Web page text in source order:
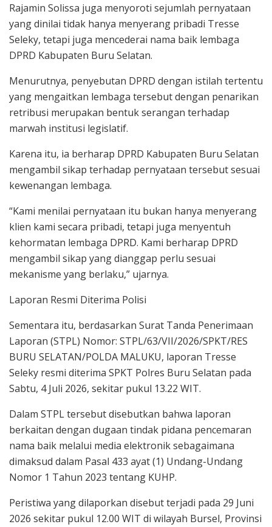
Rajamin Solissa juga menyoroti sejumlah pernyataan
yang dinilai tidak hanya menyerang pribadi Tresse
Seleky, tetapi juga mencederai nama baik lembaga
DPRD Kabupaten Buru Selatan.
Menurutnya, penyebutan DPRD dengan istilah tertentu
yang mengaitkan lembaga tersebut dengan penarikan
retribusi merupakan bentuk serangan terhadap
marwah institusi legislatif.
Karena itu, ia berharap DPRD Kabupaten Buru Selatan
mengambil sikap terhadap pernyataan tersebut sesuai
kewenangan lembaga.
“Kami menilai pernyataan itu bukan hanya menyerang
klien kami secara pribadi, tetapi juga menyentuh
kehormatan lembaga DPRD. Kami berharap DPRD
mengambil sikap yang dianggap perlu sesuai
mekanisme yang berlaku,” ujarnya.
Laporan Resmi Diterima Polisi
Sementara itu, berdasarkan Surat Tanda Penerimaan
Laporan (STPL) Nomor: STPL/63/VII/2026/SPKT/RES
BURU SELATAN/POLDA MALUKU, laporan Tresse
Seleky resmi diterima SPKT Polres Buru Selatan pada
Sabtu, 4 Juli 2026, sekitar pukul 13.22 WIT.
Dalam STPL tersebut disebutkan bahwa laporan
berkaitan dengan dugaan tindak pidana pencemaran
nama baik melalui media elektronik sebagaimana
dimaksud dalam Pasal 433 ayat (1) Undang-Undang
Nomor 1 Tahun 2023 tentang KUHP.
Peristiwa yang dilaporkan disebut terjadi pada 29 Juni
2026 sekitar pukul 12.00 WIT di wilayah Bursel, Provinsi